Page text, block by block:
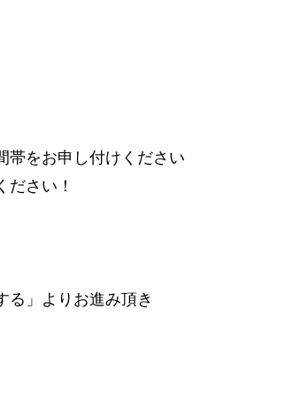
帯をお申し付けください
ださい！
る」よりお進み頂き